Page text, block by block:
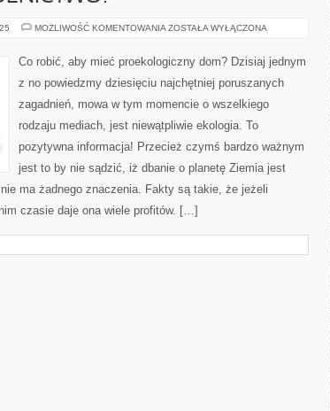
MOŻLIWOŚĆ KOMENTOWANIA CO
JAKOŚ
WSPOMÓC
ROLNICTWO?
ZOSTAŁA WYŁĄCZONA
Co robić, aby mieć proekologiczny dom? Dzisiaj jednym
z no powiedzmy dziesięciu najchętniej poruszanych
zagadnień, mowa w tym momencie o wszelkiego
rodzaju mediach, jest niewątpliwie ekologia. To
pozytywna informacja! Przecież czymś bardzo ważnym
jest to by nie sądzić, iż dbanie o planetę Ziemia jest
ma żadnego znaczenia. Fakty są takie, że jeżeli
czasie daje ona wiele profitów. […]